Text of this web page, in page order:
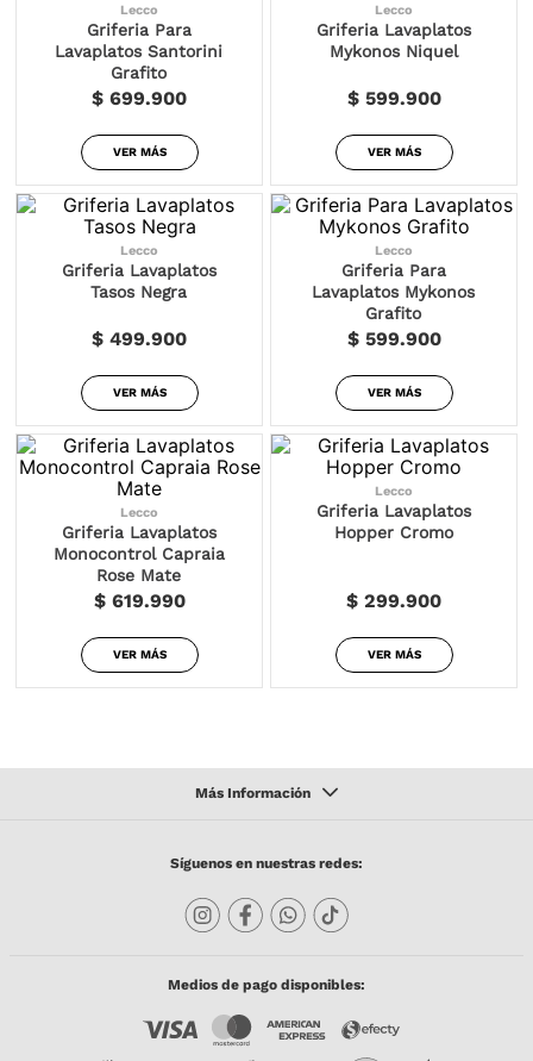
Lecco
Griferia Para
Lavaplatos Santorini
Grafito
$ 699.900
VER MÁS
Lecco
Griferia Lavaplatos
Mykonos Niquel
$ 599.900
VER MÁS
Lecco
Griferia Lavaplatos
Tasos Negra
$ 499.900
VER MÁS
Lecco
Griferia Para
Lavaplatos Mykonos
Grafito
$ 599.900
VER MÁS
Lecco
Griferia Lavaplatos
Monocontrol Capraia
Rose Mate
$ 619.990
VER MÁS
Lecco
Griferia Lavaplatos
Hopper Cromo
$ 299.900
VER MÁS
Síguenos en nuestras redes:
Medios de pago disponibles: